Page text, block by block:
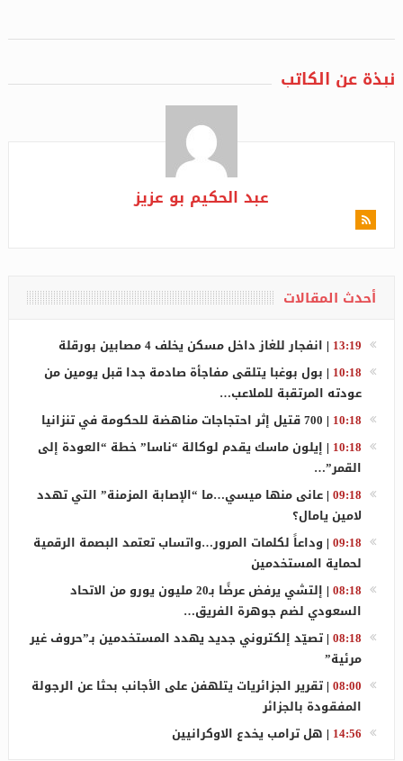
نبذة عن الكاتب
عبد الحكيم بو عزيز
أحدث المقالات
13:19
| انفجار للغاز داخل مسكن يخلف 4 مصابين بورقلة
10:18
| بول بوغبا يتلقى مفاجأة صادمة جدا قبل يومين من
عودته المرتقبة للملاعب…
10:18
| 700 قتيل إثر احتجاجات مناهضة للحكومة في تنزانيا
10:18
| إيلون ماسك يقدم لوكالة “ناسا” خطة “العودة إلى
القمر”…
09:18
| عانى منها ميسي…ما “الإصابة المزمنة” التي تهدد
لامين يامال؟
09:18
| وداعاً لكلمات المرور…واتساب تعتمد البصمة الرقمية
لحماية المستخدمين
08:18
|
إلتشي يرفض عرضًا بـ20 مليون يورو من الاتحاد
السعودي لضم جوهرة الفريق…
08:18
| تصيّد إلكتروني جديد يهدد المستخدمين بـ”حروف غير
مرئية”
08:00
| تقرير الجزائريات يتلهفن على الأجانب بحثا عن الرجولة
المفقودة بالجزائر
14:56
| هل ترامب يخدع الاوكرانيين